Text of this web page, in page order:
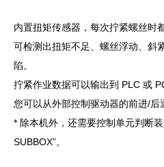
内置扭矩传感器，每次拧紧螺丝时
可检测出扭矩不足、螺丝浮动、斜
陷。
拧紧作业数据可以输出到 PLC 或
您可以从外部控制驱动器的前进/后
* 除本机外，还需要控制单元判断
SUBBOX”。